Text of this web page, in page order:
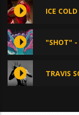
ICE
"SHOT" -
TRAVIS